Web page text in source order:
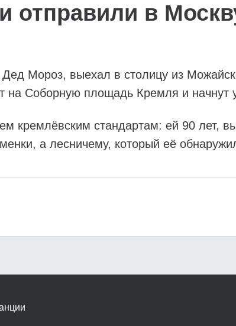
отправили в
Дед Мороз, выехал в столицу из
на Соборную площадь Кремля и начнут
кремлёвским стандартам: ей 90 лет,
а лесничему, который её